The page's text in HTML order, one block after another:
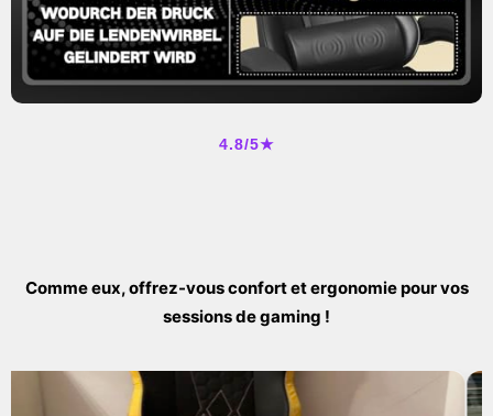
4.8/5★
Comme eux, offrez-vous confort et ergonomie pour vos
sessions de gaming !